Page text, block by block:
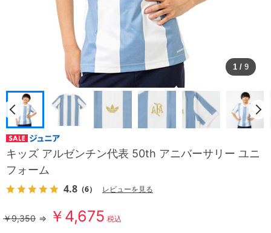
1 / 9
キッズ アルゼンチン代表 50th アニバーサリー ユニ
フォーム
4.8 （6） レビューを見る
￥9,350 ⇒ ￥4,675 税込